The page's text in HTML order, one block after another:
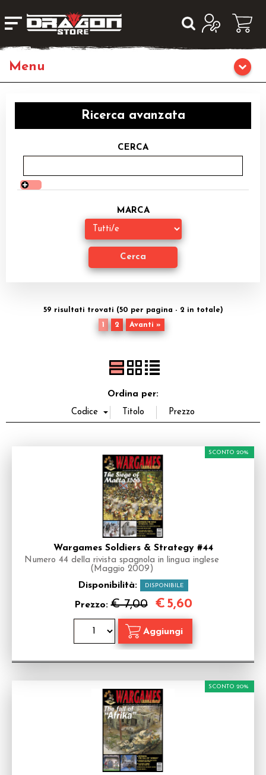
Giochi da Tavolo
Giochi di Ruolo
Librigame
Giochi di Carte Collezionabili
Accessori
Ricerca avanzata
CERCA
MARCA
59 risultati trovati (50 per pagina - 2 in totale)
1
2 Avanti »
Ordina per:
Wargames Soldiers & Strategy #44
Numero 44 della rivista spagnola in lingua inglese
(Maggio 2009)
Disponibilità: DISPONIBILE
Prezzo:€ 7,00
SCONTO 20%
€ 5,60
SCONTO 20%